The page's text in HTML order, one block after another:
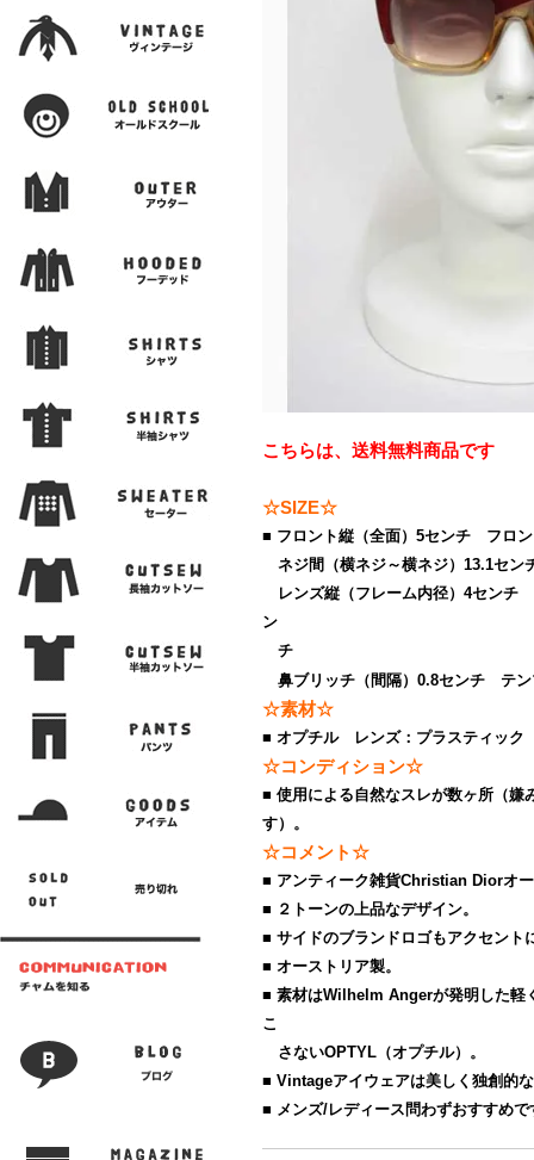
こちらは、送料無料商品です
☆SIZE☆
■ フロント縦（全面）5センチ フロ
ネジ間（横ネジ～横ネジ）13.1セン
レンズ縦（フレーム内径）4センチ
ン
チ
鼻ブリッチ（間隔）0.8センチ テン
☆素材☆
■ オプチル レンズ：プラスティック
☆コンディション☆
■ 使用による自然なスレが数ヶ所（嫌
す）。
☆コメント☆
■ アンティーク雑貨Christian Diorオ
■ ２トーンの上品なデザイン。
■ サイドのブランドロゴもアクセント
■ オーストリア製。
■ 素材はWilhelm Angerが発明した軽
こ
さないOPTYL（オプチル）。
■ Vintageアイウェアは美しく独創的
■ メンズ/レディース問わずおすすめで